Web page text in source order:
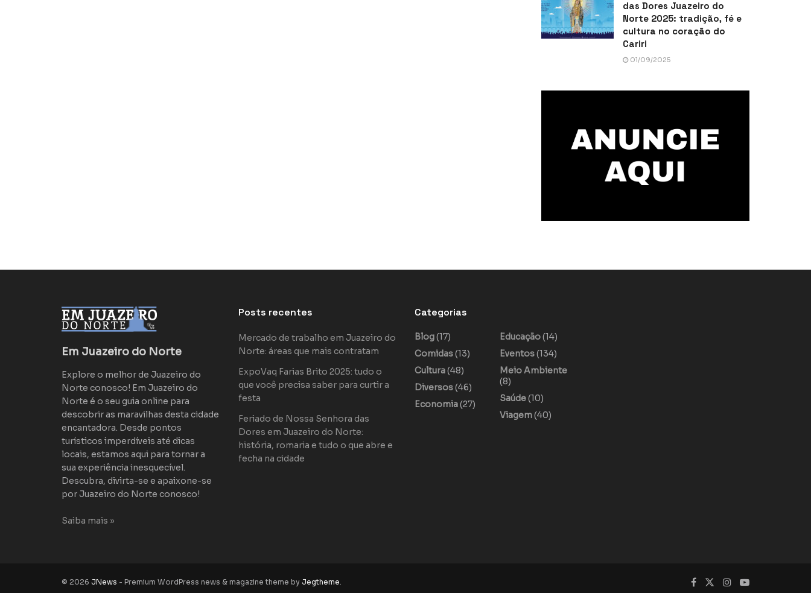
das Dores Juazeiro do
Norte 2025: tradição, fé e
cultura no coração do
Cariri
01/09/2025
Em Juazeiro do Norte
Explore o melhor de Juazeiro do
Norte conosco! Em Juazeiro do
Norte é o seu guia online para
descobrir as maravilhas desta cidade
encantadora. Desde pontos
turísticos imperdíveis até dicas
locais, estamos aqui para tornar a
sua experiência inesquecível.
Descubra, divirta-se e apaixone-se
por Juazeiro do Norte conosco!
Saiba mais »
Posts recentes
Mercado de trabalho em Juazeiro do
Norte: áreas que mais contratam
ExpoVaq Farias Brito 2025: tudo o
que você precisa saber para curtir a
festa
Feriado de Nossa Senhora das
Dores em Juazeiro do Norte:
história, romaria e tudo o que abre e
fecha na cidade
Categorias
Blog(17)
Comidas(13)
Cultura(48)
Diversos(46)
Economia(27)
Educação(14)
Eventos(134)
Meio Ambiente
(8)
Saúde(10)
Viagem(40)
© 2026 JNews - Premium WordPress news & magazine theme by Jegtheme